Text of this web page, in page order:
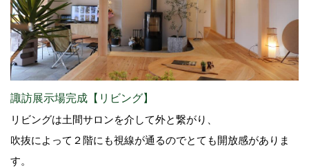
諏訪展示場完成【リビング】
リビングは土間サロンを介して外と繋がり、
吹抜によって２階にも視線が通るのでとても開放感がありま
す。